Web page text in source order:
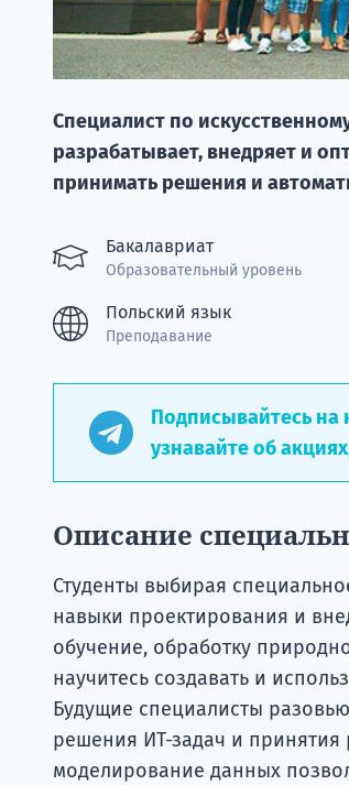
Специалист по
разрабатывает, внедряет и
принимать решения и
Бакалавриат
Образовательный уровень
Польский язык
Преподавание
Подписывайтесь на
узнавайте об
Описание
Студенты выбирая
навыки проектирования и
обучение, обработку
научитесь создавать и
Будущие специалисты
решения ИТ-задач и
моделирование данных